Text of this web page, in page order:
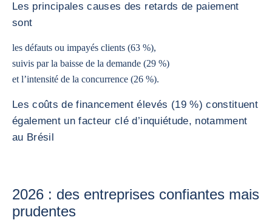
Les principales causes des retards de paiement
sont
les défauts ou impayés clients (63 %),
suivis par la baisse de la demande (29 %)
et l’intensité de la concurrence (26 %).
Les coûts de financement élevés (19 %) constituent
également un facteur clé d’inquiétude, notamment
au Brésil
2026 : des entreprises confiantes mais
prudentes